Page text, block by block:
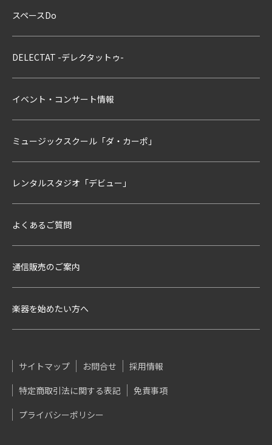
スペースDo
DELECTAT -デレクタットゥ-
イベント・コンサート情報
ミュージックスクール「ダ・カーポ」
レンタルスタジオ「デビュー」
よくあるご質問
通信販売のご案内
楽器を始めたい方へ
サイトマップ お問合せ
採用情報
特定商取引法に関する表記
免責事項
プライバシーポリシー